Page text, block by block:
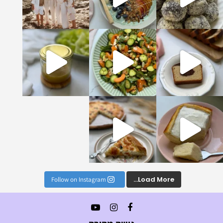
והמזינים שתכ
לויניגרט הכי מושלם וטעים שתכינו, הוא יעב
הכי טעימים וקלים
Load More...
Follow on Instagram